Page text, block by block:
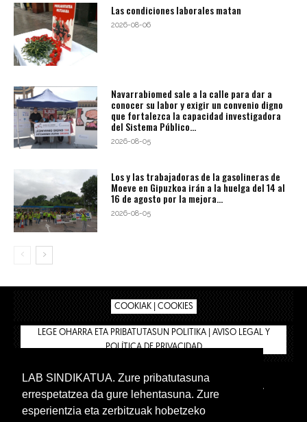
Las condiciones laborales matan
2026-08-06
Navarrabiomed sale a la calle para dar a
conocer su labor y exigir un convenio digno
que fortalezca la capacidad investigadora
del Sistema Público...
2026-08-05
Los y las trabajadoras de la gasolineras de
Moeve en Gipuzkoa irán a la huelga del 14 al
16 de agosto por la mejora...
2026-08-05
COOKIAK | COOKIES
LEGE OHARRA ETA PRIBATUTASUN POLITIKA | AVISO LEGAL Y
POLÍTICA DE PRIVACIDAD
BIZILAN.EUS
TIENDA
INTRANET 🔑
Euskera Castellano
LAB SINDIKATUA. Zure pribatutasuna
errespetatzea da gure lehentasuna. Zure
esperientzia eta zerbitzuak hobetzeko